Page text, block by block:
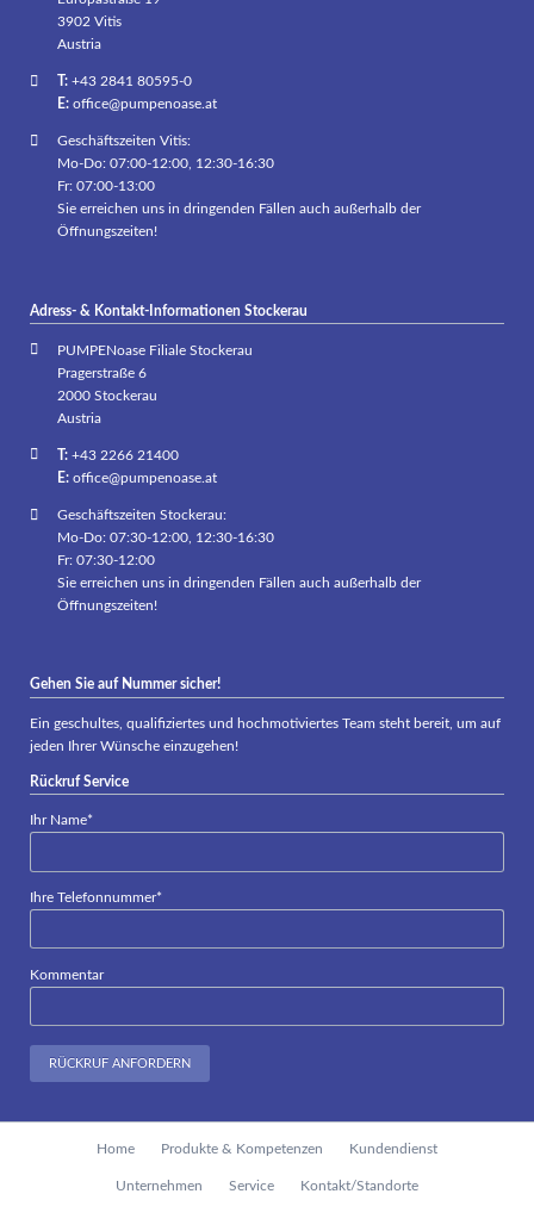
3902 Vitis
Austria
T:+43 2841 80595-0
E: office@pumpenoase.at
Geschäftszeiten Vitis:
Mo-Do: 07:00-12:00, 12:30-16:30
Fr: 07:00-13:00
Sie erreichen uns in dringenden Fällen auch außerhalb der
Öffnungszeiten!
Adress- & Kontakt-Informationen Stockerau
PUMPENoase Filiale Stockerau
Pragerstraße 6
2000 Stockerau
Austria
T:+43 2266 21400
E: office@pumpenoase.at
Geschäftszeiten Stockerau:
Mo-Do: 07:30-12:00, 12:30-16:30
Fr: 07:30-12:00
Sie erreichen uns in dringenden Fällen auch außerhalb der
Öffnungszeiten!
Gehen Sie auf Nummer sicher!
Ein geschultes, qualifiziertes und hochmotiviertes Team steht bereit, um auf
jeden Ihrer Wünsche einzugehen!
Rückruf Service
Pflichtfeld
Ihr Name*
Pflichtfeld
Ihre Telefonnummer*
Kommentar
RÜCKRUF ANFORDERN
Home Produkte & Kompetenzen Kundendienst
Unternehmen Service Kontakt/Standorte